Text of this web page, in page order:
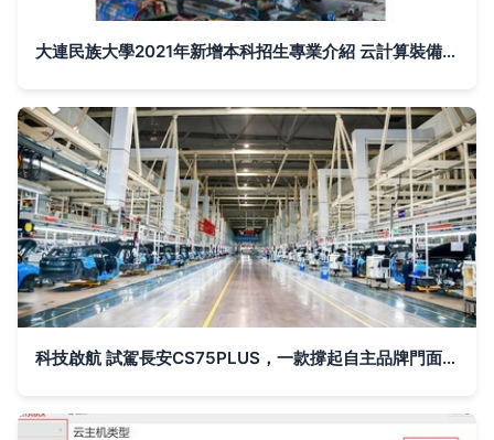
大連民族大學2021年新增本科招生專業介紹 云計算裝備技術服務
科技啟航 試駕長安CS75PLUS，一款撐起自主品牌門面的當紅座駕